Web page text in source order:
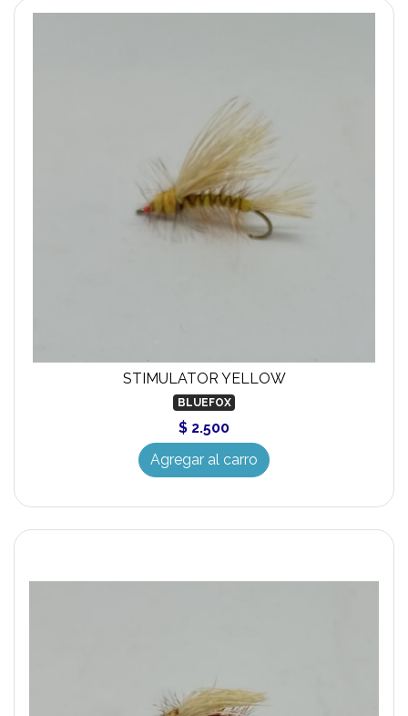
STIMULATOR YELLOW
BLUEFOX
$ 2.500
Agregar al carro